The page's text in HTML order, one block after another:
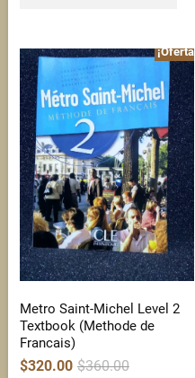
¡Oferta!
Metro Saint-Michel Level 2
Textbook (Methode de
Francais)
$360.00Original
$320.00
Current